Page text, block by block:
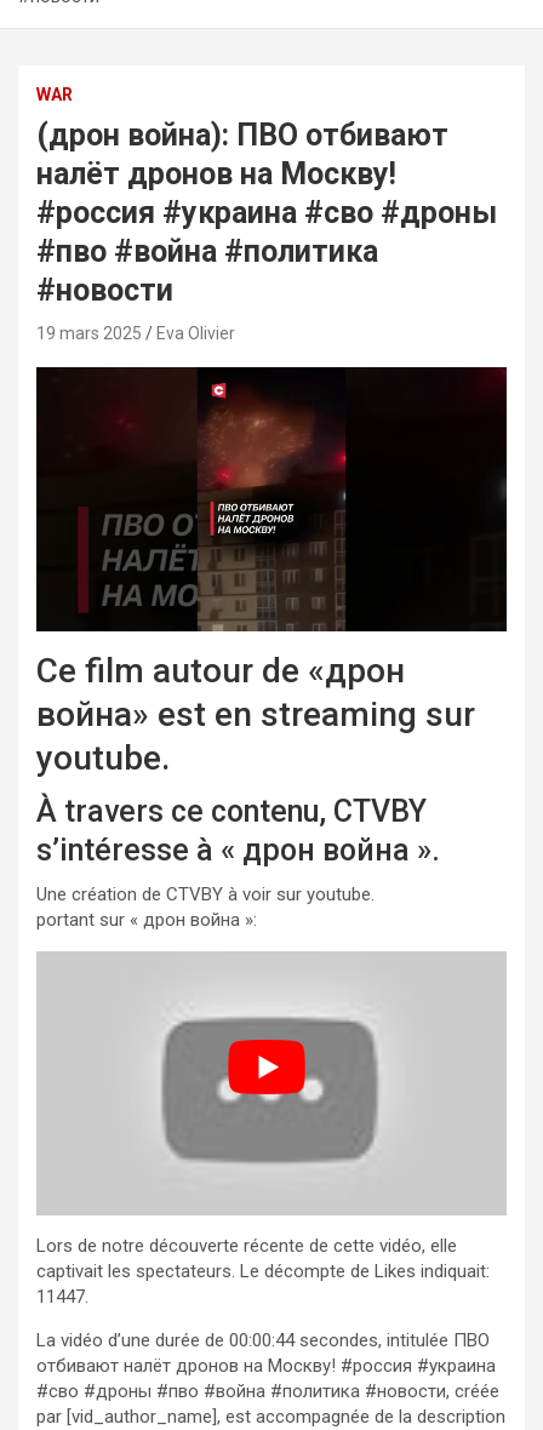
WAR
(дрон война): ПВО отбивают
налёт дронов на Москву!
#россия #украина #сво #дроны
#пво #война #политика
#новости
19 mars 2025 Eva Olivier
Ce film autour de «дрон
война» est en streaming sur
youtube.
À travers ce contenu, CTVBY
s’intéresse à « дрон война ».
Une création de CTVBY à voir sur youtube.
portant sur « дрон война »:
Lors de notre découverte récente de cette vidéo, elle
captivait les spectateurs. Le décompte de Likes indiquait:
11447.
La vidéo d’une durée de 00:00:44 secondes, intitulée ПВО
отбивают налёт дронов на Москву! #россия #украина
#сво #дроны #пво #война #политика #новости, créée
par [vid_author_name], est accompagnée de la description